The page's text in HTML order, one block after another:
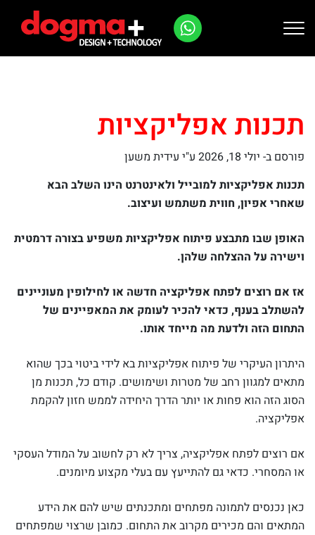
תכנות אפליקציות
פורסם ב- יולי 18, 2026
ע"י עידית משען
תכנות אפליקציות למובייל ולאינטרנט הינו השלב הבא
שאחרי אפיון, חווית משתמש ועיצוב.
האופן שבו מתבצע פיתוח אפליקציות משפיע בצורה דרמטית
וישירה על ההצלחה שלהן.
אז אם רוצים לפתח אפליקציה חדשה או לחילופין מעוניינים
להשתלב בענף, כדאי להכיר לעומק את המאפיינים של
התחום הזה ולדעת מה מייחד אותו.
היתרון העיקרי של פיתוח אפליקציות בא לידי ביטוי בכך שהוא
מתאים למגוון רחב של מטרות ושימושים. קודם כל, תכנות מן
הסוג הזה הוא פחות או יותר הדרך היחידה לממש חזון להקמת
אפליקציה.
אם רוצים לפתח אפליקציה, צריך לא רק לחשוב על המודל העסקי
או המסחרי. כדאי גם להתייעץ עם בעלי מקצוע מיומנים.
כאן נכנסים לתמונה מפתחים ומתכנתים שיש להם את הידע
המתאים והם מכירים מקרוב את התחום. כמובן שרצוי שמפתחים